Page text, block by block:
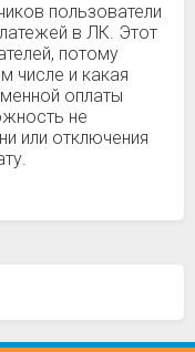
пользователи
в ЛК. Этот
потому
числе и какая
оплаты
не
или отключения